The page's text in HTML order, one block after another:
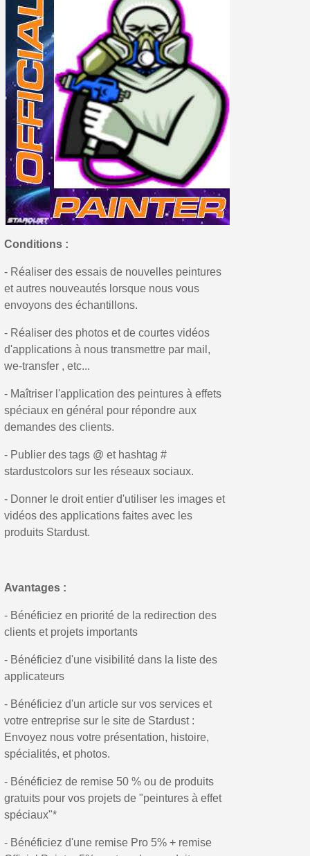
Gagnez des points de fidélité à chaque commande
Livraison sous 24 h en France Métropolitaine
Retour produits sous 14 jours
Réduction de 5€ sur la première commande
10€ de bon d'achat pour chaque parrainage
Inscription à la newsletter : 5€ de réduction
Inscription à la newsletter : 5€ de réduction
Livraison sous 24 h en France Métropolitaine
Livraison offerte en France métropolitaine pour 250€ d'achats
Paiement en 4x sans frais dès 30€ d'achats
Votre devis en ligne en moins d'1 minute
Retour produits sous 14 jours
Inscription à la newsletter : 5€ de réduction
Livraison sous 24 h en France Métropolitaine
Livraison offerte en France métropolitaine pour 250€ d'achats
Paiement en 4x sans frais dès 30€ d'achats
Votre devis en ligne en moins d'1 minute
Conditions :
- Réaliser des essais de nouvelles peintures
et autres nouveautés lorsque nous vous
envoyons des échantillons.
- Réaliser des photos et de courtes vidéos
d'applications à nous transmettre par mail,
we-transfer , etc...
- Maîtriser l'application des peintures à effets
spéciaux en général pour répondre aux
demandes des clients.
- Publier des tags @ et hashtag #
stardustcolors sur les réseaux sociaux.
- Donner le droit entier d'utiliser les images et
vidéos des applications faites avec les
produits Stardust.
Avantages :
- Bénéficiez en priorité de la redirection des
clients et projets importants
- Bénéficiez d'une visibilité dans la liste des
applicateurs
- Bénéficiez d'un article sur vos services et
votre entreprise sur le site de Stardust :
Envoyez nous votre présentation, histoire,
spécialités, et photos.
- Bénéficiez de remise 50 % ou de produits
gratuits pour vos projets de "peintures à effet
spéciaux"*
- Bénéficiez d'une remise Pro 5% + remise